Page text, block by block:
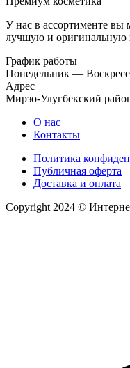
У нас в ассортименте вы
лучшую и оригинальную
График работы
Понедельник —
Адрес
Мирзо-Улугбекский
О нас
Контакты
Политика
Публичная оферта
Доставка и оплата
Copyright 2024 ©